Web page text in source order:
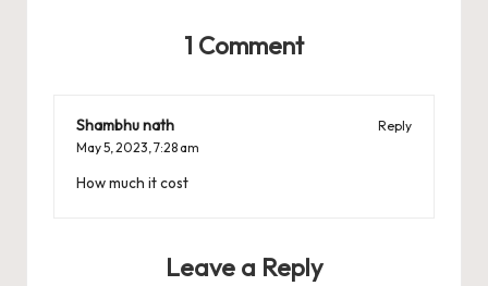
1 Comment
Shambhu nath
Reply
May 5, 2023,7:28 am
How much it cost
Leave a Reply